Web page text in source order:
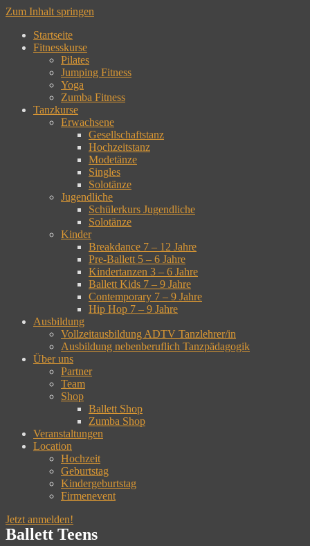
Zum Inhalt springen
Startseite
Fitnesskurse
Pilates
Jumping Fitness
Yoga
Zumba Fitness
Tanzkurse
Erwachsene
Gesellschaftstanz
Hochzeitstanz
Modetänze
Singles
Solotänze
Jugendliche
Schülerkurs Jugendliche
Solotänze
Kinder
Breakdance 7 – 12 Jahre
Pre-Ballett 5 – 6 Jahre
Kindertanzen 3 – 6 Jahre
Ballett Kids 7 – 9 Jahre
Contemporary 7 – 9 Jahre
Hip Hop 7 – 9 Jahre
Ausbildung
Vollzeitausbildung ADTV Tanzlehrer/in
Ausbildung nebenberuflich Tanzpädagogik
Über uns
Partner
Team
Shop
Ballett Shop
Zumba Shop
Veranstaltungen
Location
Hochzeit
Geburtstag
Kindergeburtstag
Firmenevent
Jetzt anmelden!
Ballett Teens